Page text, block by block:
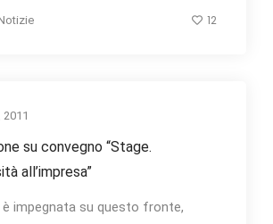
12
su convegno “Stage.
all’impresa”
è impegnata su questo fronte,